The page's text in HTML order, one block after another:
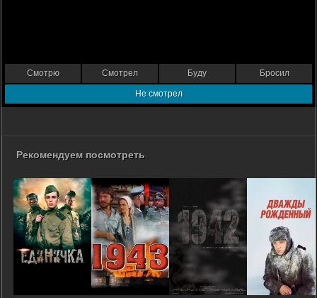
Смотрю Смотрел Буду Бросил
Не смотрел
Рекомендуем посмотреть